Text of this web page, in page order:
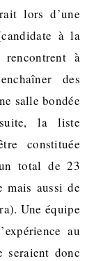
lors d’une
à la
à
des
salle bondée
la liste
constituée
total de 23
mais aussi de
Une équipe
au
seraient donc